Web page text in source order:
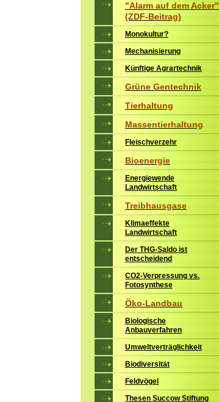
"Alarm auf dem Acker"
(ZDF-Beitrag)
Monokultur?
Mechanisierung
Künftige Agrartechnik
Grüne Gentechnik
Tierhaltung
Massentierhaltung
Fleischverzehr
Bioenergie
Energiewende
Landwirtschaft
Treibhausgase
Klimaeffekte
Landwirtschaft
Der THG-Saldo ist
entscheidend
CO2-Verpressung vs.
Fotosynthese
Öko-Landbau
Biologische
Anbauverfahren
Umweltverträglichkeit
Biodiversität
Feldvögel
Thesen Succow Stiftung